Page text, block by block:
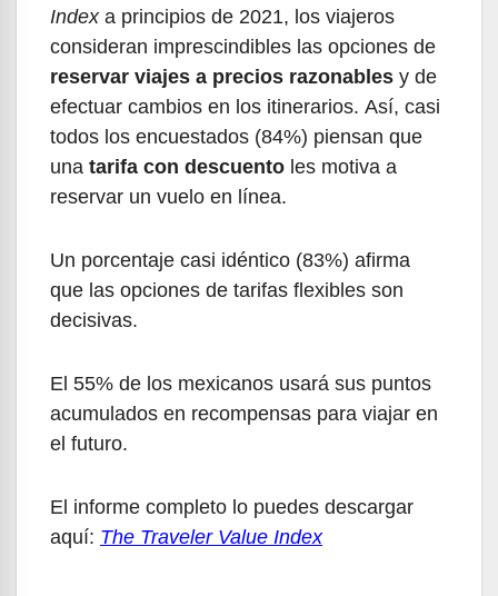
Indexa principios de 2021, los viajeros
consideran imprescindibles las opciones de
reservar viajes a precios razonables y de
efectuar cambios en los itinerarios. Así, casi
todos los encuestados (84%) piensan que
una tarifa con descuento les motiva a
reservar un vuelo en línea.
Un porcentaje casi idéntico (83%) afirma
que las opciones de tarifas flexibles son
decisivas.
El 55% de los mexicanos usará sus puntos
acumulados en recompensas para viajar en
el futuro.
El informe completo lo puedes descargar
aquí: The Traveler Value Index